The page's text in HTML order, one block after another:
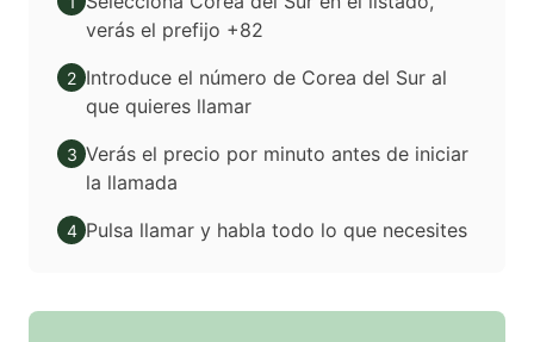
verás el prefijo +82
2 Introduce el número de Corea del Sur al
que quieres llamar
3 Verás el precio por minuto antes de iniciar
la llamada
4 Pulsa llamar y habla todo lo que necesites